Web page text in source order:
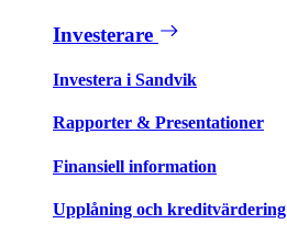
Investerare
Investera i Sandvik
Rapporter & Presentationer
Finansiell information
Upplåning och kreditvärdering